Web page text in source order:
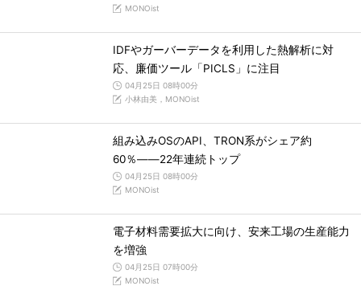
MONOist
IDFやガーバーデータを利用した熱解析に対
応、廉価ツール「PICLS」に注目
04月25日 08時00分
小林由美，MONOist
組み込みOSのAPI、TRON系がシェア約
60％――22年連続トップ
04月25日 08時00分
MONOist
電子材料需要拡大に向け、安来工場の生産能力
を増強
04月25日 07時00分
MONOist